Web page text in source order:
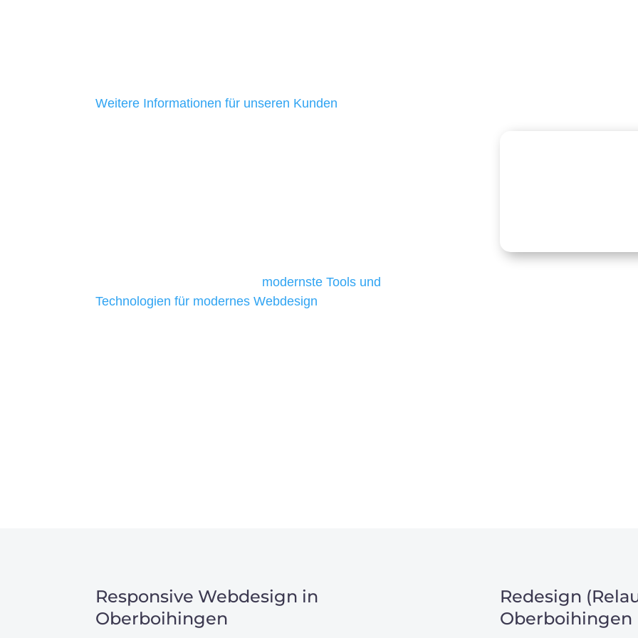
Weitere Informationen für unseren Kunden
modernste Tools und
Technologien für modernes Webdesign
Responsive Webdesign in
Oberboihingen
Redesign
Oberboihingen